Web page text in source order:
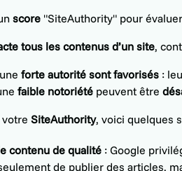
score "SiteAuthority" pour
tous les contenus d’un site,
forte autorité sont favorisés :
faible notoriété peuvent être
votreSiteAuthority, voici quelques
contenu de qualité : Google
de publier des articles,